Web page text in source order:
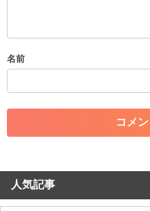
・一度削除された投稿を再び
・アカウントの売買など金
・各ゲームのネタバレを含
・その他、管理者が不適切と
コメントの削除を申請する
せていただきます。ご了承
名前
人気記事